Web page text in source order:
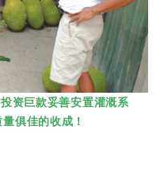
资巨款妥善安置灌溉系
俱佳的收成！